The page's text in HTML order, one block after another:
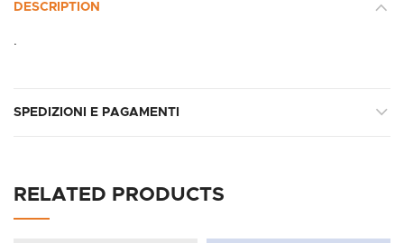
DESCRIPTION
.
SPEDIZIONI E PAGAMENTI
RELATED PRODUCTS